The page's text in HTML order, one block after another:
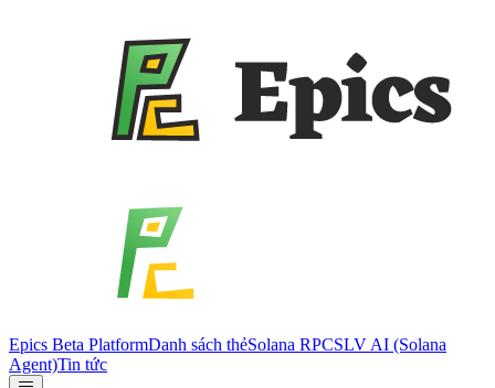
Epics Beta PlatformDanh sách thẻSolana RPCSLV AI (Solana
Agent)Tin tức